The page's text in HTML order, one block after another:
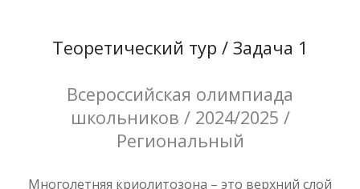
Теоретический тур / Задача 1
Всероссийская олимпиада
школьников / 2024/2025 /
Региональный
Многолетняя криолитозона – это верхний слой